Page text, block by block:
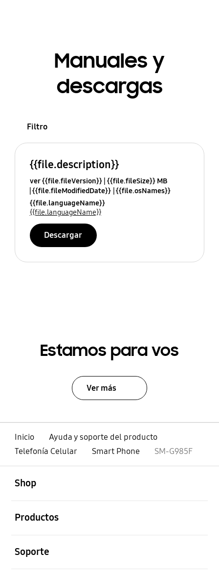
Manuales y
descargas
Filtro
{{file.description}}
ver {{file.fileVersion}} {{file.fileSize}} MB
{{file.fileModifiedDate}} {{file.osNames}}
{{file.languageName}}
{{file.languageName}}
Descargar
Estamos para vos
Ver más
Inicio
Ayuda y soporte del producto
Telefonía Celular
Smart Phone SM-G985F
Shop
Productos
Soporte